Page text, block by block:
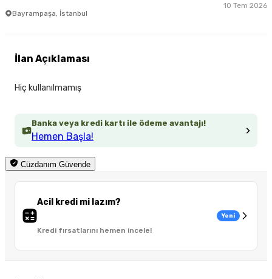
Bayrampaşa, İstanbul
10 Tem 2026
Banka veya kredi kartı ile ödeme avantajı!
Hemen Başla!
Cüzdanım Güvende
Acil kredi mi lazım?
Kredi fırsatlarını hemen incele!
Yeni
İlan Açıklaması
Hiç kullanılmamış